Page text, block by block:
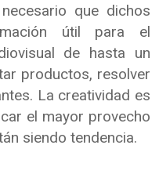
que dichos
útil para el
de hasta un
productos, resolver
La creatividad es
el mayor provecho
siendo tendencia.